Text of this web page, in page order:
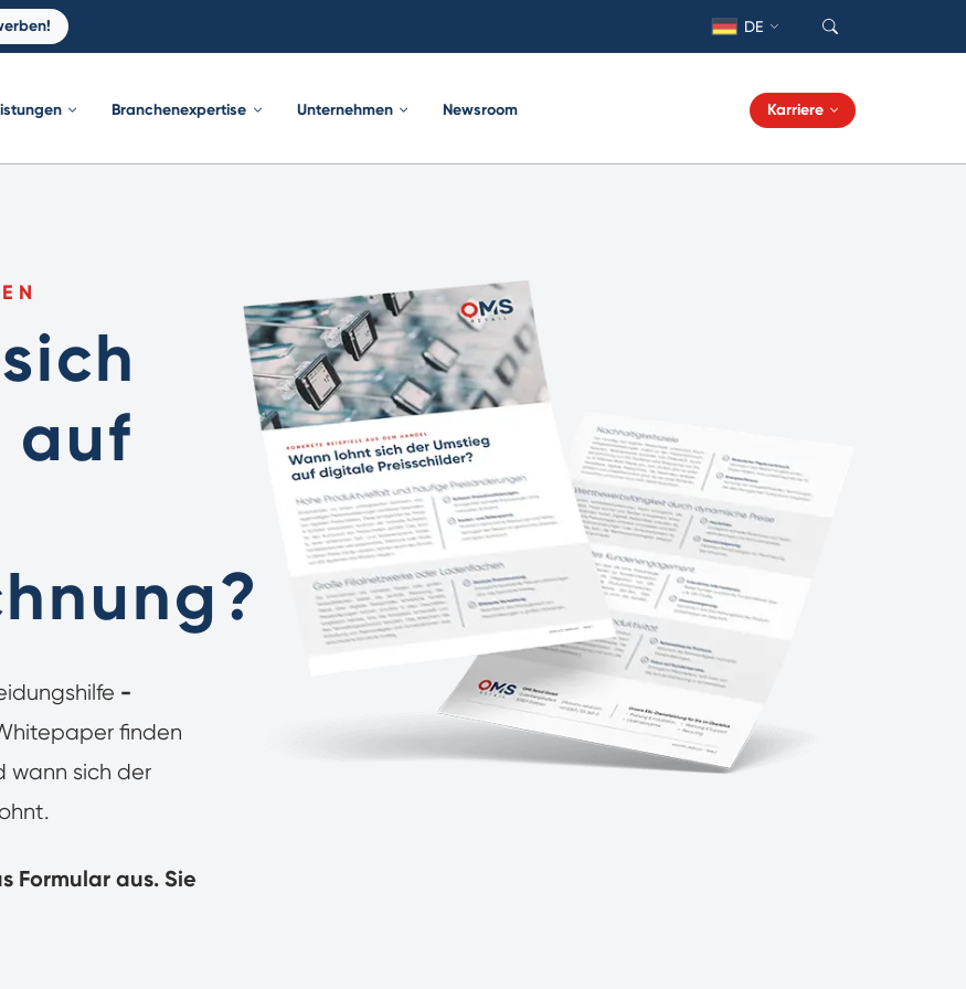
DE
Branchenexpertise Unternehmen Newsroom Karriere
auf
-
finden
wann sich der
Formular aus. Sie